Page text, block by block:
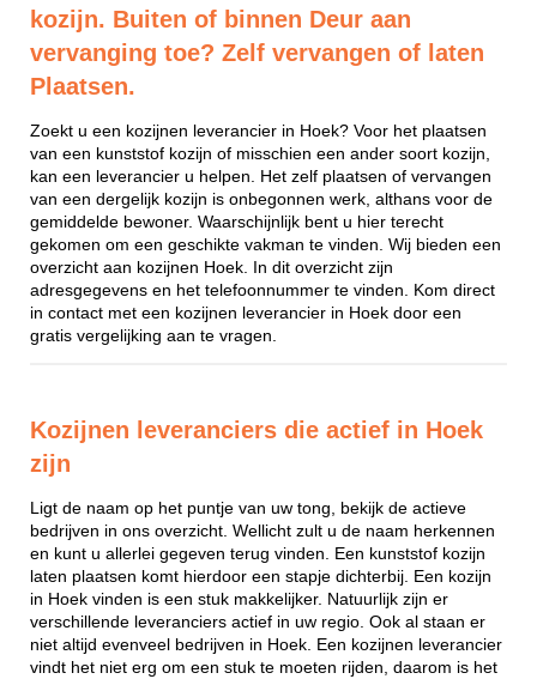
kozijn. Buiten of binnen Deur aan
vervanging toe? Zelf vervangen of laten
Plaatsen.
Zoekt u een kozijnen leverancier in Hoek? Voor het plaatsen
van een kunststof kozijn of misschien een ander soort kozijn,
kan een leverancier u helpen. Het zelf plaatsen of vervangen
van een dergelijk kozijn is onbegonnen werk, althans voor de
gemiddelde bewoner. Waarschijnlijk bent u hier terecht
gekomen om een geschikte vakman te vinden. Wij bieden een
overzicht aan kozijnen Hoek. In dit overzicht zijn
adresgegevens en het telefoonnummer te vinden. Kom direct
in contact met een kozijnen leverancier in Hoek door een
gratis vergelijking aan te vragen.
Kozijnen leveranciers die actief in Hoek
zijn
Ligt de naam op het puntje van uw tong, bekijk de actieve
bedrijven in ons overzicht. Wellicht zult u de naam herkennen
en kunt u allerlei gegeven terug vinden. Een kunststof kozijn
laten plaatsen komt hierdoor een stapje dichterbij. Een kozijn
in Hoek vinden is een stuk makkelijker. Natuurlijk zijn er
verschillende leveranciers actief in uw regio. Ook al staan er
niet altijd evenveel bedrijven in Hoek. Een kozijnen leverancier
vindt het niet erg om een stuk te moeten rijden, daarom is het